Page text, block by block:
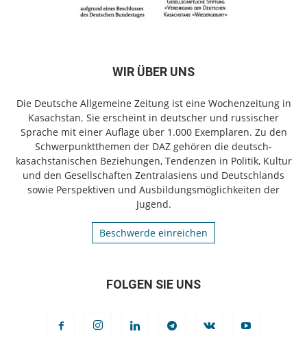
WIR ÜBER UNS
Die Deutsche Allgemeine Zeitung ist eine Wochenzeitung in
Kasachstan. Sie erscheint in deutscher und russischer
Sprache mit einer Auflage über 1.000 Exemplaren. Zu den
Schwerpunktthemen der DAZ gehören die deutsch-
kasachstanischen Beziehungen, Tendenzen in Politik, Kultur
und den Gesellschaften Zentralasiens und Deutschlands
sowie Perspektiven und Ausbildungsmöglichkeiten der
Jugend.
Beschwerde einreichen
FOLGEN SIE UNS